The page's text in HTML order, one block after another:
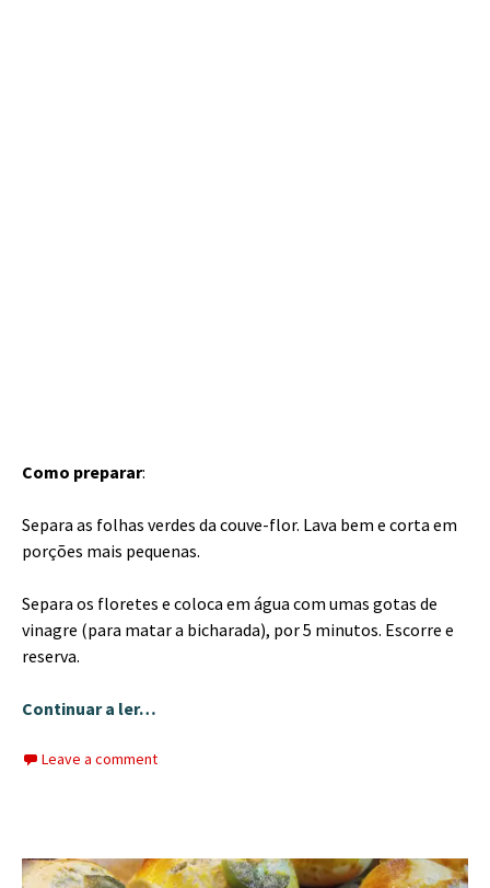
Como preparar:
Separa as folhas verdes da couve-flor. Lava bem e corta em
porções mais pequenas.
Separa os floretes e coloca em água com umas gotas de
vinagre (para matar a bicharada), por 5 minutos. Escorre e
reserva.
Continuar a ler…
Leave a comment